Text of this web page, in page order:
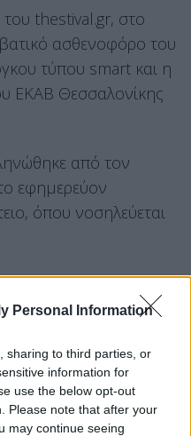
Personal Information
sharing to third parties, or
information for
use the below opt-out
Please note that after your
may continue seeing
thestival.gr, στο
ασθενοφόρο του
τύπου smart και η
ΕΚΑΒ Θεσσαλονίκης
από τον
εφημερεύον
όπου νοσηλεύεται